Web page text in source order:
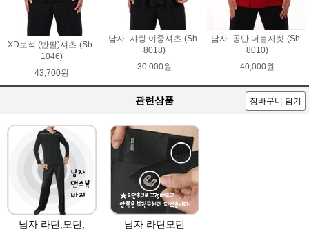
XD보석 (반팔)셔츠-(Sh-
1046)
43,700원
남자_샤링 이중셔츠-(Sh-
8018)
30,000원
남자_공단 더블자켓-(Sh-
8010)
40,000원
관련상품 장바구니 담기
남자 라틴,모던,
남자 라틴모던